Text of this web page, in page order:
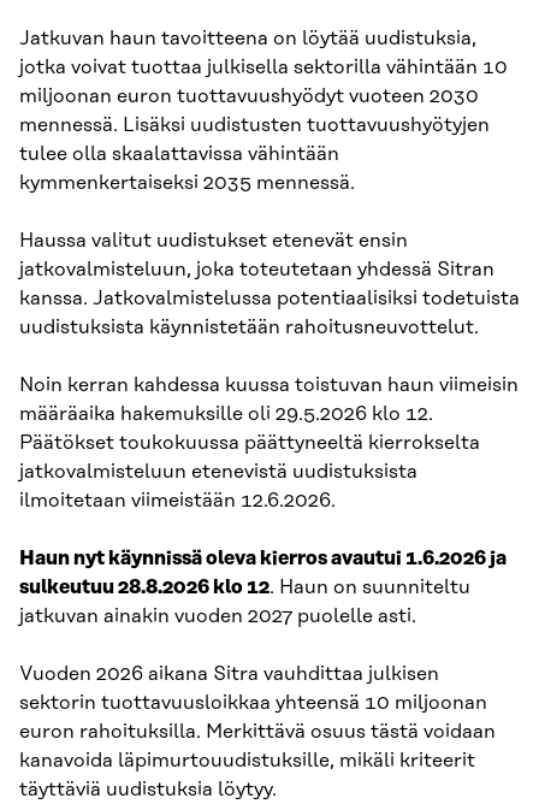
Jatkuvan haun tavoitteena on löytää uudistuksia,
jotka voivat tuottaa julkisella sektorilla vähintään 10
miljoonan euron tuottavuushyödyt vuoteen 2030
mennessä. Lisäksi uudistusten tuottavuushyötyjen
tulee olla skaalattavissa vähintään
kymmenkertaiseksi 2035 mennessä.
Haussa valitut uudistukset etenevät ensin
jatkovalmisteluun, joka toteutetaan yhdessä Sitran
kanssa. Jatkovalmistelussa potentiaalisiksi todetuista
uudistuksista käynnistetään rahoitusneuvottelut.
Noin kerran kahdessa kuussa toistuvan haun viimeisin
määräaika hakemuksille oli 29.5.2026 klo 12.
Päätökset toukokuussa päättyneeltä kierrokselta
jatkovalmisteluun etenevistä uudistuksista
ilmoitetaan viimeistään 12.6.2026.
Haun nyt käynnissä oleva kierros avautui 1.6.2026 ja
sulkeutuu 28.8.2026 klo 12. Haun on suunniteltu
jatkuvan ainakin vuoden 2027 puolelle asti.
Vuoden 2026 aikana Sitra vauhdittaa julkisen
sektorin tuottavuusloikkaa yhteensä 10 miljoonan
euron rahoituksilla. Merkittävä osuus tästä voidaan
kanavoida läpimurtouudistuksille, mikäli kriteerit
täyttäviä uudistuksia löytyy.